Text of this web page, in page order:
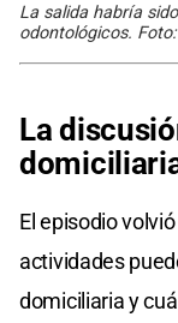
La salida habría
odontológicos.
La
El episodio
actividades
domiciliaria y